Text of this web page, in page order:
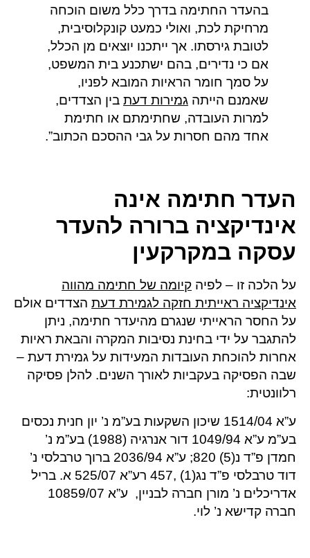
בהעדר החתימה בדרך כלל משום הוכחה
מרחיקת לכת, ואולי כמעט קונקלוסיבית,
לטובת גירסתו. אך ייתכנו יוצאים מן הכלל,
אם כי נדירים, בהם ישתכנע בית המשפט,
על סמך חומר הראיות המובא לפניו,
שאמנם הייתה גמירות דעת בין הצדדים,
למרות העובדה, שחתימתם או חתימת
אחד מהם חסרות על גבי ההסכם הכתוב”.
העדר חתימה אינה
אינדיקציה ברורה להעדר
עסקה במקרקעין
על הלכה זו – לפיה קיומה של חתימה מהווה
אינדיקציה ראייתית חזקה לגמירת דעת הצדדים אולם
על החסר הראייתי שנגרם מהיעדר חתימה, ניתן
להתגבר על ידי בחינת נסיבות המקרה והבאת ראיות
אחרות להוכחת העובדות המעידות על גמירת דעת –
שבה הפסיקה בעקביות לאורך השנים. להלן פסיקה
רלוונטית:
ע”א 1514/04 שיכון השקעות בע”מ נ’ יון חנית נכסים
בע”מ ע”א 1049/94 דור אנרגיה (1988) בע”מ נ’
חמדן פ”ד נ(5) 820; ע”א 2036/94 ברוך טרבלסי נ’
דוד טרבלסי פ”ד נג(1) ,457 רע”א 525/07 א. בריל
אדריכלים נ’ מורן חברה לבניין, ע”א 10859/07
חברה קדישא נ’ לוי.